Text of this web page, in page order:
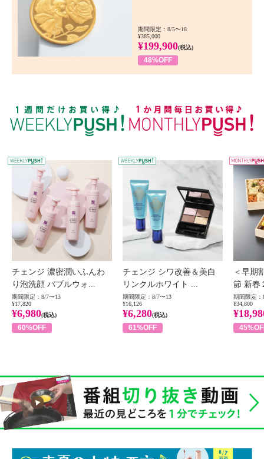
期間限定：8/5〜18
¥385,000
¥199,900(税込)
48%OFF
WEEKLY PUSH
チェンジ 濃密潤いふんわ
り泡洗顔 バブルウォ...
期間限定：8/7〜13
¥17,820
¥6,980(税込)
60%OFF
チェンジ シワ改善＆美白
リンクルホワイト ...
期間限定：8/7〜13
¥16,126
¥6,280(税込)
61%OFF
＜早期
節 新春
期間限定：
¥34,800